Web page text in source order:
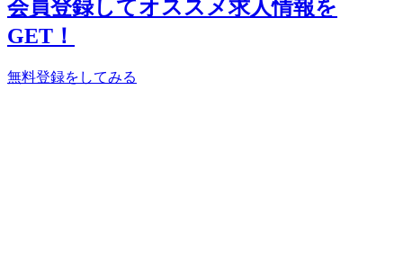
会員登録してオススメ求人情報を
GET！
無料登録をしてみる